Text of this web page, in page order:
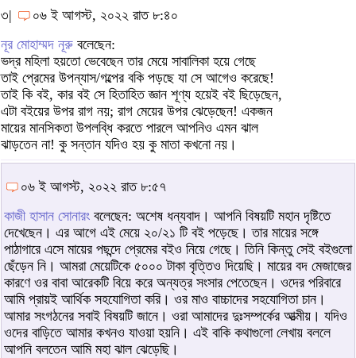
৩|
০৬ ই আগস্ট, ২০২২ রাত ৮:৪০
নূর মোহাম্মদ নূরু বলেছেন:
ভদ্র মহিলা হয়তো ভেবেছেন তার মেয়ে সাবালিকা হয়ে গেছে
তাই প্রেমের উপন্যাস/গল্পের বকি পড়ছে যা সে আগেও করেছে!
তাই কি বই, কার বই সে হিতাহিত জ্ঞান শূণ্য হয়েই বই ছিড়েছেন,
এটা বইয়ের উপর রাগ নয়; রাগ মেয়ের উপর ঝেড়েছেন! একজন
মায়ের মানসিকতা উপলব্ধি করতে পারলে আপনিও এমন ঝাল
ঝাড়তেন না! কু সন্তান যদিও হয় কু মাতা কখনো নয়।
০৬ ই আগস্ট, ২০২২ রাত ৮:৫৭
কাজী হাসান সোনারং বলেছেন: অশেষ ধন্যবাদ। আপনি বিষয়টি মহান দৃষ্টিতে
দেখেছেন। এর আগে এই মেয়ে ২০/২১ টি বই পড়েছে। তার মায়ের সঙ্গে
পাঠাগারে এসে মায়ের পছন্দে প্রেমের বইও নিয়ে গেছে। তিনি কিন্তু সেই বইগুলো
ছেঁড়েন নি। আমরা মেয়েটিকে ৫০০০ টাকা বৃত্তিও দিয়েছি। মায়ের বদ মেজাজের
কারণে ওর বাবা আরেকটি বিয়ে করে অন্যত্র সংসার পেতেছেন। ওদের পরিবারে
আমি প্রায়ই আর্থিক সহযোগিতা করি। ওর মাও বাচ্চাদের সহযোগিতা চান।
আমার সংগঠনের সবাই বিষয়টি জানে। ওরা আমাদের দুঃসম্পর্কের আত্মীয়। যদিও
ওদের বাড়িতে আমার কখনও যাওয়া হয়নি। এই বাকি কথাগুলো লেখায় বললে
আপনি বলতেন আমি মহা ঝাল ঝেড়েছি।